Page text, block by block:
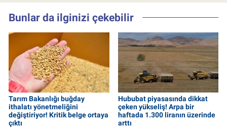
Bunlar da ilginizi çekebilir
Tarım Bakanlığı buğday
ithalatı yönetmeliğini
değiştiriyor! Kritik belge ortaya
çıktı
Hububat piyasasında dikkat
çeken yükseliş! Arpa bir
haftada 1.300 liranın üzerinde
arttı